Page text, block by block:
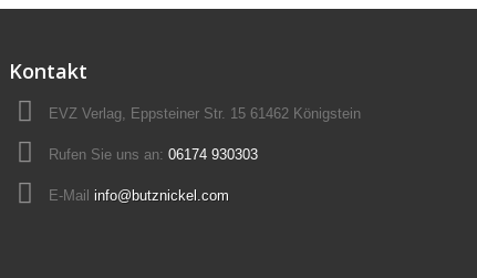
Kontakt
EVZ Verlag, Eppsteiner Str. 15 61462 Königstein
Rufen Sie uns an: 06174 930303
E-Mail info@butznickel.com